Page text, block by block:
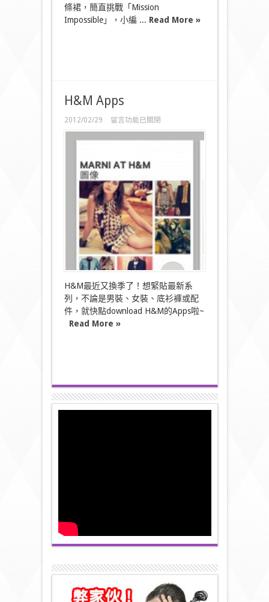
條裙，簡直挑戰「Mission
Impossible」，小編 ... Read More »
H&M Apps
2012/02/29
在
〈H&M
Apps〉
留言功能已關閉
H&M最近又換季了！想緊貼最新系
列，不論是男裝、女裝、底衫褲或配
件，就快點download H&M的Apps啦~
Read More »